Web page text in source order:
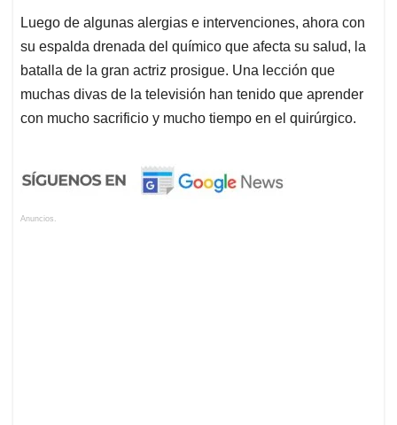
Luego de algunas alergias e intervenciones, ahora con
su espalda drenada del químico que afecta su salud, la
batalla de la gran actriz prosigue. Una lección que
muchas divas de la televisión han tenido que aprender
con mucho sacrificio y mucho tiempo en el quirúrgico.
Anuncios.